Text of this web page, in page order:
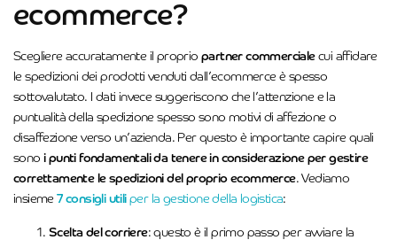
ecommerce?
Scegliere accuratamente il proprio partner commercialecui affidare
le spedizioni dei prodotti venduti dall’ecommerce è spesso
sottovalutato. I dati invece suggeriscono che l’attenzione e la
puntualità della spedizione spesso sono motivi di affezione o
disaffezione verso un’azienda. Per questo è importante capire quali
sono i punti fondamentali da tenere in considerazione per gestire
correttamente le spedizioni del proprio ecommerce. Vediamo
insieme7 consigli utiliper la gestione della logistica:
Scelta del corriere: questo è il primo passo per avviare la